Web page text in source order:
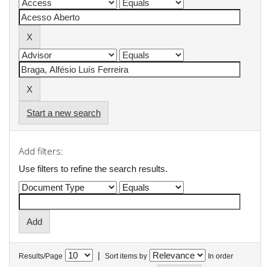
Start a new search
Add filters:
Use filters to refine the search results.
Results/Page | Sort items by In order